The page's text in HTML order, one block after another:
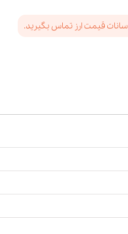
قیمت ارز تماس بگیرید.